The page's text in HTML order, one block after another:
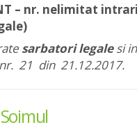
– nr. nelimitat
sarbatori legalesi
21 din 21.12.2017.